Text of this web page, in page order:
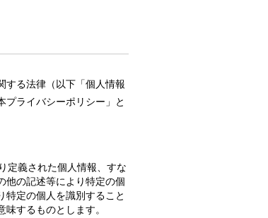
する法律（以下「個人情報
プライバシーポリシー」と
定義された個人情報、すな
他の記述等により特定の個
特定の個人を識別すること
するものとします。